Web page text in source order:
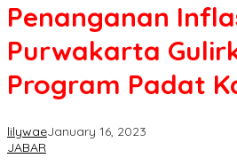
Penanganan
Purwakarta
Program Padat
lilywaeJanuary 16, 2023
JABAR